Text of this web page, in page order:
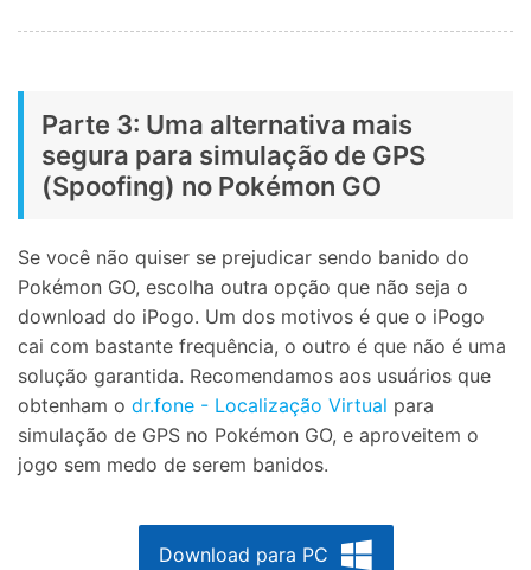
Parte 3: Uma alternativa mais
segura para simulação de GPS
(Spoofing) no Pokémon GO
Se você não quiser se prejudicar sendo banido do
Pokémon GO, escolha outra opção que não seja o
download do iPogo. Um dos motivos é que o iPogo
cai com bastante frequência, o outro é que não é uma
solução garantida. Recomendamos aos usuários que
obtenham o dr.fone - Localização Virtual para
simulação de GPS no Pokémon GO, e aproveitem o
jogo sem medo de serem banidos.
Download para PC